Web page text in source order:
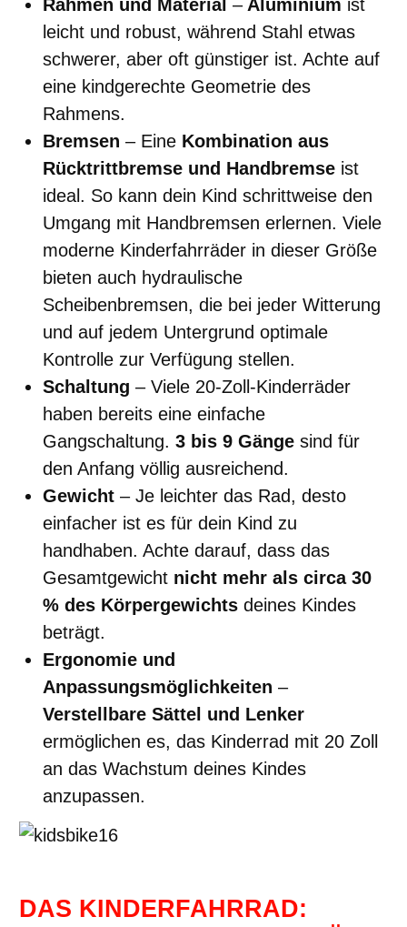
Rahmen und Material –Aluminium ist
leicht und robust, während Stahl etwas
schwerer, aber oft günstiger ist. Achte auf
eine kindgerechte Geometrie des
Rahmens.
Bremsen – Eine Kombination aus
Rücktrittbremse und Handbremseist
ideal. So kann dein Kind schrittweise den
Umgang mit Handbremsen erlernen. Viele
moderne Kinderfahrräder in dieser Größe
bieten auch hydraulische
Scheibenbremsen, die bei jeder Witterung
und auf jedem Untergrund optimale
Kontrolle zur Verfügung stellen.
Schaltung – Viele 20-Zoll-Kinderräder
haben bereits eine einfache
Gangschaltung. 3 bis 9 Gängesind für
den Anfang völlig ausreichend.
Gewicht– Je leichter das Rad, desto
einfacher ist es für dein Kind zu
handhaben. Achte darauf, dass das
Gesamtgewicht nicht mehr als circa 30
% des Körpergewichtsdeines Kindes
beträgt.
Ergonomie und
Anpassungsmöglichkeiten –
Verstellbare Sättel und Lenker
ermöglichen es, das Kinderrad mit 20 Zoll
an das Wachstum deines Kindes
anzupassen.
DAS KINDERFAHRRAD: